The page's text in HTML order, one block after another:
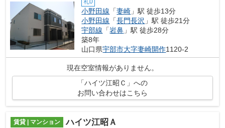
小野田線 「妻崎 」駅 徒歩13分
小野田線 「長門長沢 」駅 徒歩21分
宇部線 「岩鼻 」駅 徒歩28分
築8年
山口県宇部市大字妻崎開作1120-2
現在空室情報がありません。
「ハイツ江昭Ｃ」への
お問い合わせはこちら
賃貸 | マンション ハイツ江昭Ａ